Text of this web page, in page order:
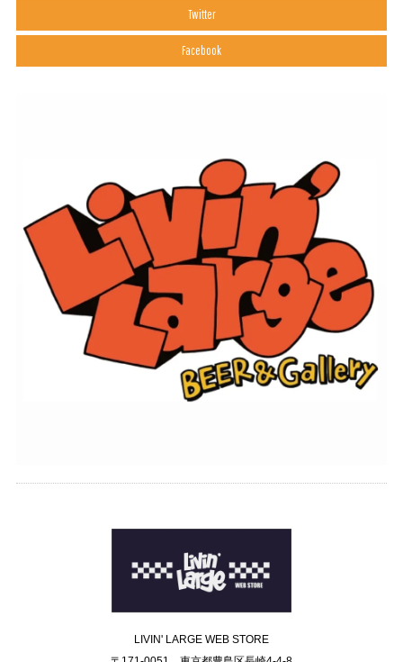
Twitter
Facebook
LIVIN' LARGE WEB STORE